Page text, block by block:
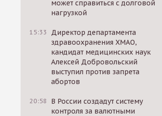
может справиться с долговой
нагрузкой
15:33
Директор департамента
здравоохранения ХМАО,
кандидат медицинских наук
Алексей Добровольский
выступил против запрета
абортов
20:58
В России создадут систему
контроля за валютными